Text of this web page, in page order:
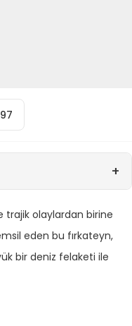
+
trajik olaylardan birine
eden bu fırkateyn,
bir deniz felaketi ile